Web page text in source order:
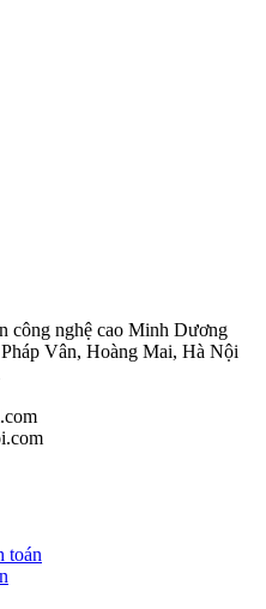
công nghệ cao Minh Dương
Vân, Hoàng Mai, Hà Nội
toán